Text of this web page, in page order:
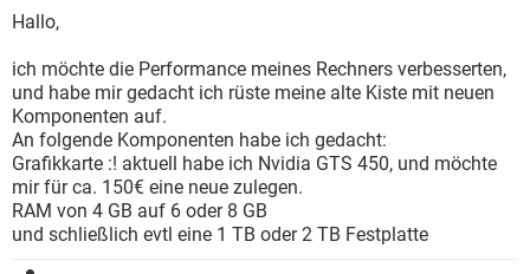
WHATSAPP
WINDOWS 10
WHATSAPP TIKTOK
FACEBOOK
SPIELE
WINDOWS 10 INSTAGRAM
WHATSAPP TIKTOK
FACEBOOK HARDWARE
Hallo,
ich möchte die Performance meines Rechners verbesserten,
und habe mir gedacht ich rüste meine alte Kiste mit neuen
Komponenten auf.
An folgende Komponenten habe ich gedacht:
Grafikkarte :! aktuell habe ich Nvidia GTS 450, und möchte
mir für ca. 150€ eine neue zulegen.
RAM von 4 GB auf 6 oder 8 GB
und schließlich evtl eine 1 TB oder 2 TB Festplatte